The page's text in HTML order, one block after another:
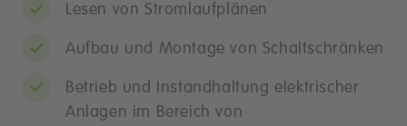
Lesen von Stromlaufplänen
Aufbau und Montage von Schaltschränken
Betrieb und Instandhaltung elektrischer
Anlagen im Bereich von